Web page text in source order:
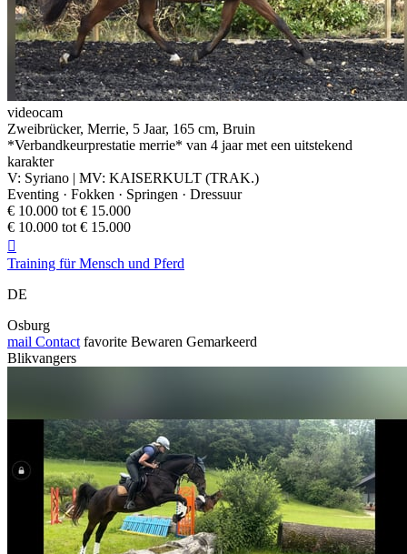
videocam
Zweibrücker, Merrie, 5 Jaar, 165 cm, Bruin
*Verbandkeurprestatie merrie* van 4 jaar met een uitstekend
karakter
V: Syriano | MV: KAISERKULT (TRAK.)
Eventing · Fokken · Springen · Dressuur
€ 10.000 tot € 15.000
€ 10.000 tot € 15.000

Training für Mensch und Pferd
DE
Osburg
mail Contact favorite Bewaren Gemarkeerd
Blikvangers